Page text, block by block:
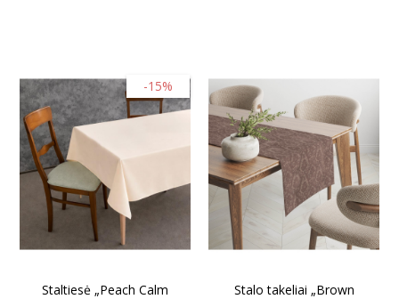
-15%
Staltiesė „Peach Calm
Stalo takeliai „Brown